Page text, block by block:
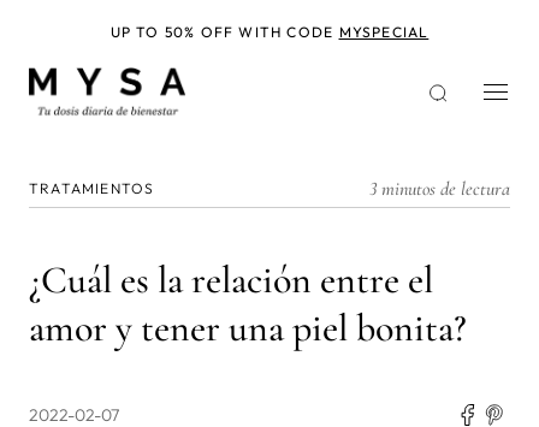
TRATAMIENTOS 3 minutos de lectura
¿Cuál es la relación entre el
amor y tener una piel bonita?
2022-02-07
UP TO 50% OFF WITH CODE MYSPECIAL